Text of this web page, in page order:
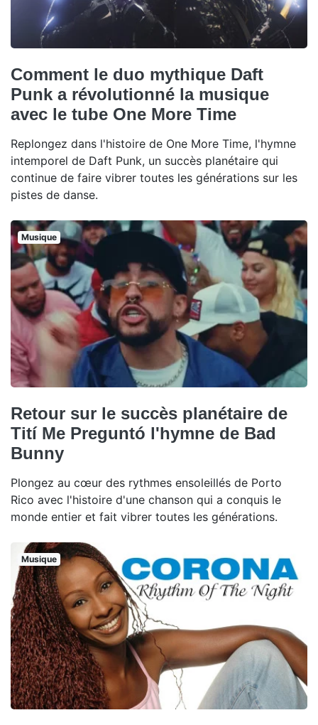
Comment le duo mythique Daft
Punk a révolutionné la musique
avec le tube One More Time
Replongez dans l'histoire de One More Time, l'hymne
intemporel de Daft Punk, un succès planétaire qui
continue de faire vibrer toutes les générations sur les
pistes de danse.
Musique
Retour sur le succès planétaire de
Tití Me Preguntó l'hymne de Bad
Bunny
Plongez au cœur des rythmes ensoleillés de Porto
Rico avec l'histoire d'une chanson qui a conquis le
monde entier et fait vibrer toutes les générations.
Musique